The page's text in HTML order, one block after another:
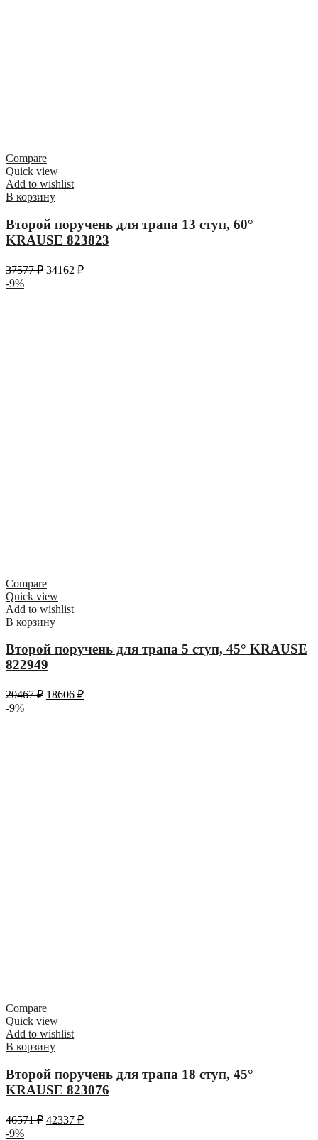
Compare
Quick view
Add to wishlist
В корзину
Второй поручень для трапа 13 ступ, 60°
KRAUSE 823823
37577₽ 34162 ₽
-9%
Compare
Quick view
Add to wishlist
В корзину
Второй поручень для трапа 5 ступ, 45° KRAUSE
822949
20467₽ 18606 ₽
-9%
Compare
Quick view
Add to wishlist
В корзину
Второй поручень для трапа 18 ступ, 45°
KRAUSE 823076
46571₽ 42337 ₽
-9%